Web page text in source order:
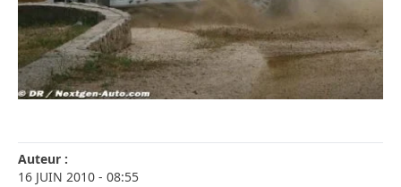
Auteur :
16 JUIN 2010 - 08:55